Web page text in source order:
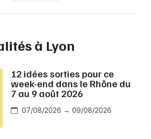
à Lyon
12 idées sorties pour ce
week-end dans le Rhône du
7 au 9 août 2026
07/08/2026 → 09/08/2026